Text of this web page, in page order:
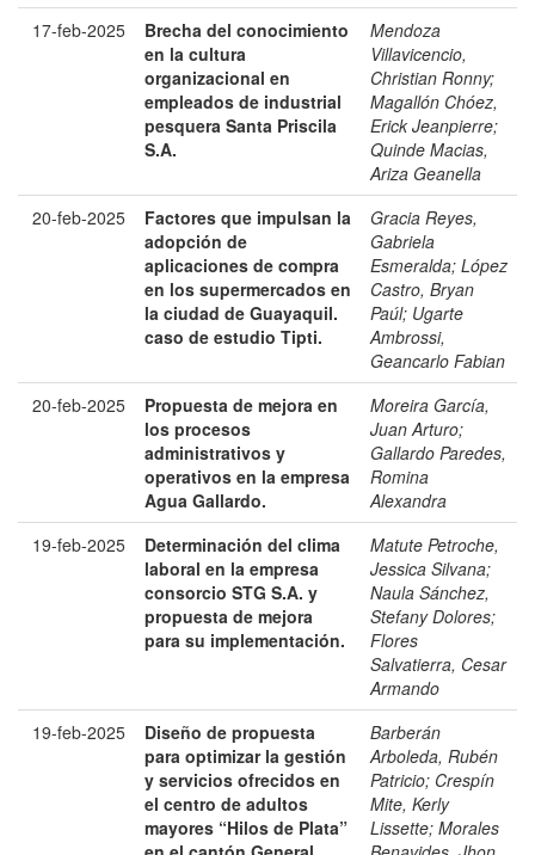
17-feb-2025
Brecha del conocimiento
en la cultura
organizacional en
empleados de industrial
pesquera Santa Priscila
S.A.
Mendoza
Villavicencio,
Christian Ronny;
Magallón Chóez,
Erick Jeanpierre;
Quinde Macias,
Ariza Geanella
20-feb-2025
Factores que impulsan la
adopción de
aplicaciones de compra
en los supermercados en
la ciudad de Guayaquil.
caso de estudio Tipti.
Gracia Reyes,
Gabriela
Esmeralda; López
Castro, Bryan
Paúl; Ugarte
Ambrossi,
Geancarlo Fabian
20-feb-2025
Propuesta de mejora en
los procesos
administrativos y
operativos en la empresa
Agua Gallardo.
Moreira García,
Juan Arturo;
Gallardo Paredes,
Romina
Alexandra
19-feb-2025
Determinación del clima
laboral en la empresa
consorcio STG S.A. y
propuesta de mejora
para su implementación.
Matute Petroche,
Jessica Silvana;
Naula Sánchez,
Stefany Dolores;
Flores
Salvatierra, Cesar
Armando
19-feb-2025
Diseño de propuesta
para optimizar la gestión
y servicios ofrecidos en
el centro de adultos
mayores “Hilos de Plata”
Barberán
Arboleda, Rubén
Patricio; Crespín
Mite, Kerly
Lissette; Morales